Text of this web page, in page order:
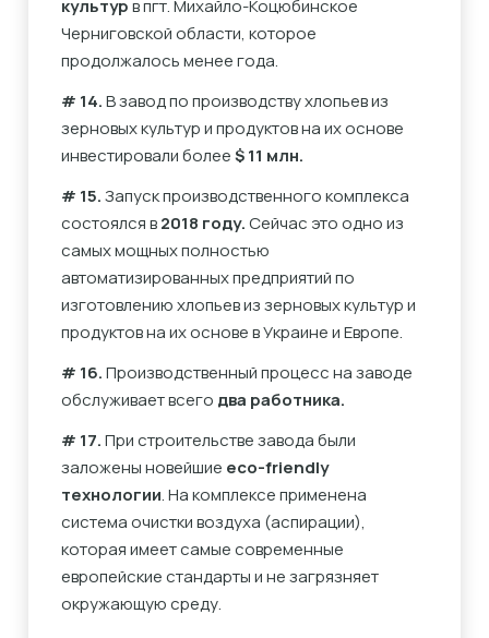
культурв пгт. Михайло-Коцюбинское
Черниговской области, которое
продолжалось менее года.
# 14.В завод по производству хлопьев из
зерновых культур и продуктов на их основе
инвестировали более$ 11 млн.
# 15.Запуск производственного комплекса
состоялся в2018 году.Сейчас это одно из
самых мощных полностью
автоматизированных предприятий по
изготовлению хлопьев из зерновых культур и
продуктов на их основе в Украине и Европе.
# 16.Производственный процесс на заводе
обслуживает всего два работника.
# 17.При строительстве завода были
заложены новейшие еco-friendly
технологии. На комплексе применена
система очистки воздуха (аспирации),
которая имеет самые современные
европейские стандарты и не загрязняет
окружающую среду.